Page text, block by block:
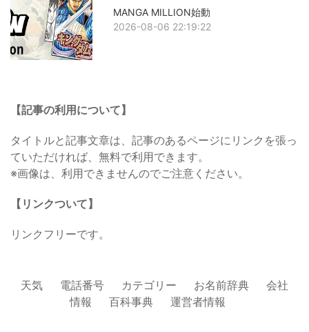
MANGA MILLION始動
2026-08-06 22:19:22
【記事の利用について】
タイトルと記事文章は、記事のあるページにリンクを張っ
ていただければ、無料で利用できます。
※画像は、利用できませんのでご注意ください。
【リンクついて】
リンクフリーです。
天気 電話番号 カテゴリー お名前辞典
会社
情報
百科事典 運営者情報